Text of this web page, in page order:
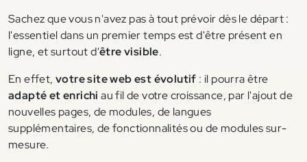
Sachez que vous n'avez pas à tout prévoir dès le départ :
l'essentiel dans un premier temps est d'être présent en
ligne, et surtout d'être visible.
En effet, votre site web est évolutif : il pourra être
adapté et enrichi au fil de votre croissance, par l'ajout de
nouvelles pages, de modules, de langues
supplémentaires, de fonctionnalités ou de modules sur-
mesure.